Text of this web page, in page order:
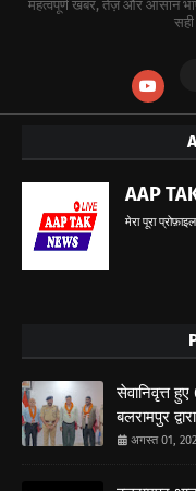
महत्वपूर्ण खबर, तेज़ और आसान
AAP
मेरा पूरा
सेवानिवृत्त
बलरामपुर
अगस्त 01,